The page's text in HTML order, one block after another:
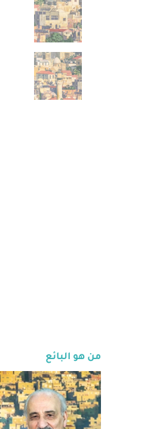
من هو البائع